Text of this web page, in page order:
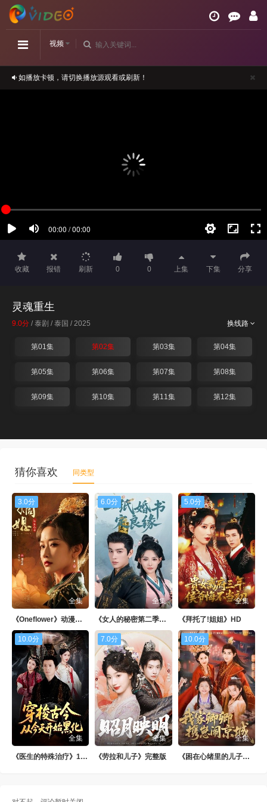
视频
如播放卡顿，请切换播放源观看或刷新！
收藏 报错 刷新 0 0 上集 下集 分享
灵魂重生
换线路
9.0分 / 泰剧 / 泰国 / 2025
第01集 第02集 第03集 第04集
第05集 第06集 第07集 第08集
第09集 第10集 第11集 第12集
猜你喜欢 同类型
3.0分
全集
《Oneflower》动漫免费看
6.0分
全集
《女人的秘密第二季》日韩剧
5.0分
全集
《拜托了!姐姐》HD
10.0分
全集
《医生的特殊治疗》1080P
7.0分
全集
《劳拉和儿子》完整版
10.0分
全集
《困在心绪里的儿子》日韩剧